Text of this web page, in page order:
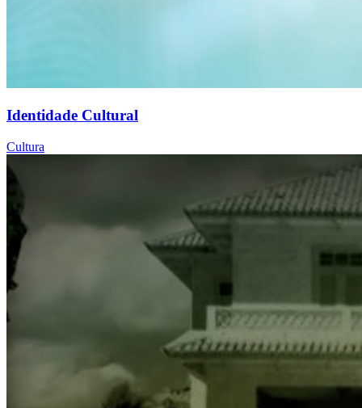
Identidade Cultural
Cultura